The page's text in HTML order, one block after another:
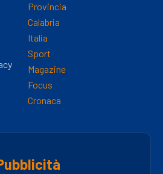
Provincia
Calabria
Italia
Sport
Magazine
Focus
Cronaca